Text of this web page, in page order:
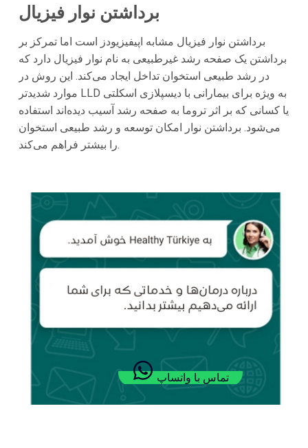
برداشتن نوار فیزیال
برداشتن نوار فیزیال مشابه اپیفیزیودز است اما تمرکز بر
برداشتن یک صفحه رشد غیرطبیعی به نام نوار فیزیال دارد که
در رشد طبیعی استخوان تداخل ایجاد می‌کند. این روش در
موارد شدیدتر LLD به ویژه برای بیمارانی با دیسپلازی اسکلتی
یا کسانی که بر اثر تروما به صفحه رشد آسیب دیده‌اند استفاده
می‌شود. برداشتن نوار امکان توسعه و رشد طبیعی استخوان
را بیشتر فراهم می‌کند.
تماس با واتساپ